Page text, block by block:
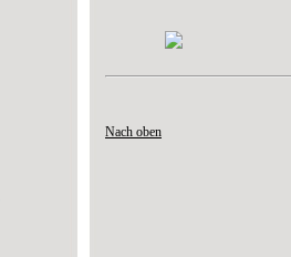
Nach oben